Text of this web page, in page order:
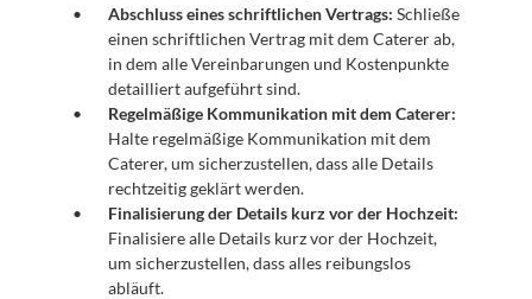
Abschluss eines schriftlichen Vertrags: Schließe
einen schriftlichen Vertrag mit dem Caterer ab,
in dem alle Vereinbarungen und Kostenpunkte
detailliert aufgeführt sind.
Regelmäßige Kommunikation mit dem Caterer:
Halte regelmäßige Kommunikation mit dem
Caterer, um sicherzustellen, dass alle Details
rechtzeitig geklärt werden.
Finalisierung der Details kurz vor der Hochzeit:
Finalisiere alle Details kurz vor der Hochzeit,
um sicherzustellen, dass alles reibungslos
abläuft.